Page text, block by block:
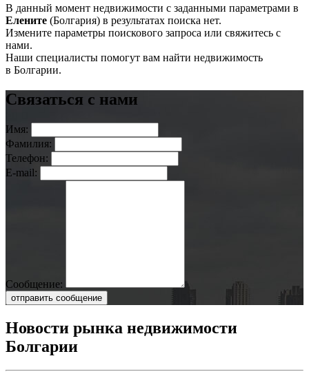
В данный момент недвижимости с заданными параметрами в
Елените (Болгария) в результатах поиска нет.
Измените параметры поискового запроса или свяжитесь с
нами.
Наши специалисты помогут вам найти недвижимость
в Болгарии.
Связаться с нами
Имя:
Фамилия:
Телефон:
E-mail:
Сообщение:
отправить сообщение
Новости рынка недвижимости
Болгарии